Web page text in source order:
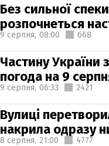
Без сильної
розпочнеться
9 серпня, 08:00 668
Частину України
погода на 9
9 серпня, 06:33 2421
Вулиці
накрила одразу
8 серпня, 21:00 4777